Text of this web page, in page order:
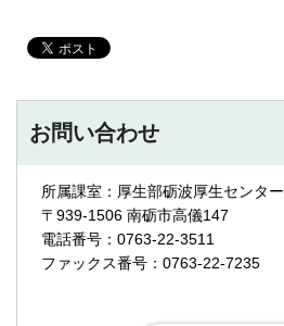
お問い合わせ
所属課室：厚生部砺波厚生センター
〒939-1506 南砺市高儀147
電話番号：0763-22-3511
ファックス番号：0763-22-7235